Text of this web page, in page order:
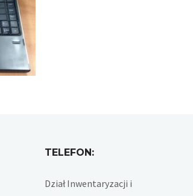
TELEFON:
Dział Inwentaryzacji i